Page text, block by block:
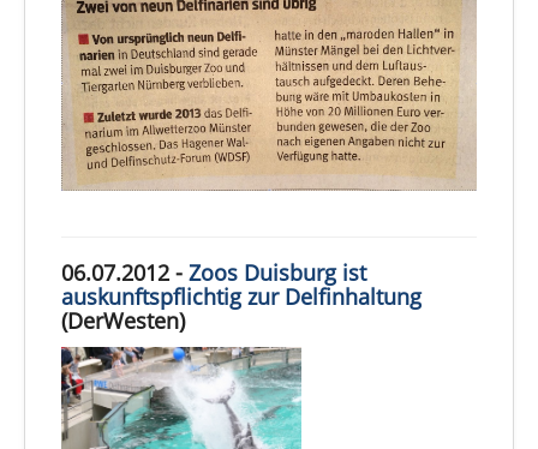
06.07.2012 - Zoos Duisburg ist
auskunftspflichtig zur Delfinhaltung
(DerWesten)